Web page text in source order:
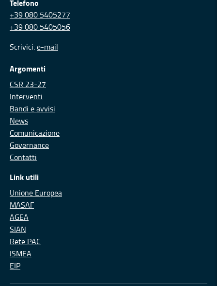
Telefono
+39 080 5405277
+39 080 5405056
Scrivici:e-mail
Argomenti
CSR 23-27
Interventi
Bandi e avvisi
News
Comunicazione
Governance
Contatti
Link utili
Unione Europea
MASAF
AGEA
SIAN
Rete PAC
ISMEA
EIP